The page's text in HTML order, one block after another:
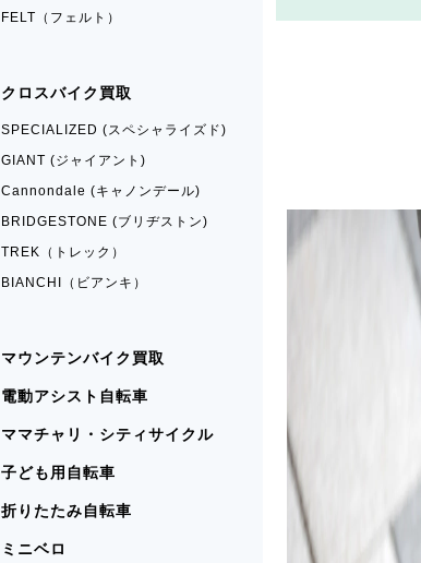
FELT（フェルト）
クロスバイク買取
SPECIALIZED (スペシャライズド)
GIANT (ジャイアント)
Cannondale (キャノンデール)
BRIDGESTONE (ブリヂストン)
TREK（トレック）
BIANCHI（ビアンキ）
マウンテンバイク買取
電動アシスト自転車
ママチャリ・シティサイクル
子ども用自転車
折りたたみ自転車
ミニベロ